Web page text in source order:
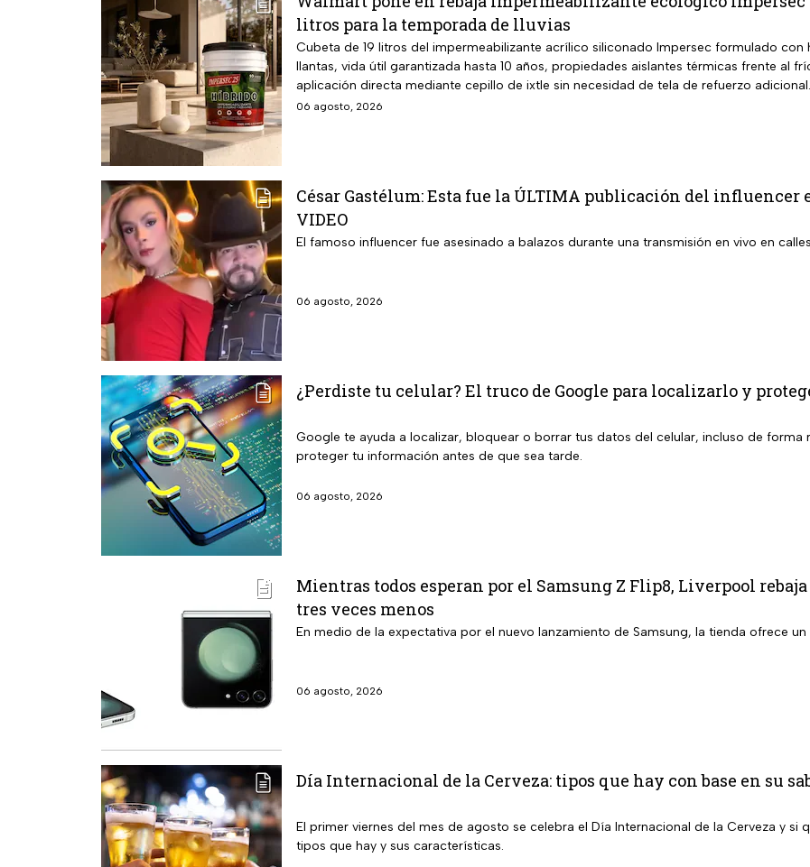
litros para la temporada de lluvias
Cubeta de 19 litros del impermeabilizante acrílico siliconado Impersec formulado
llantas, vida útil garantizada hasta 10 años, propiedades aislantes térmicas frente al
aplicación directa mediante cepillo de ixtle sin necesidad de tela de refuerzo adicional.
06 agosto, 2026
César Gastélum: Esta fue la ÚLTIMA publicación del influencer
VIDEO
El famoso influencer fue asesinado a balazos durante una transmisión en vivo en
06 agosto, 2026
¿Perdiste tu celular? El truco de Google para localizarlo y
Google te ayuda a localizar, bloquear o borrar tus datos del celular, incluso de
proteger tu información antes de que sea tarde.
06 agosto, 2026
Mientras todos esperan por el Samsung Z Flip8, Liverpool
tres veces menos
En medio de la expectativa por el nuevo lanzamiento de Samsung, la tienda ofrece
06 agosto, 2026
Día Internacional de la Cerveza: tipos que hay con base en su
El primer viernes del mes de agosto se celebra el Día Internacional de la Cerveza y
tipos que hay y sus características.